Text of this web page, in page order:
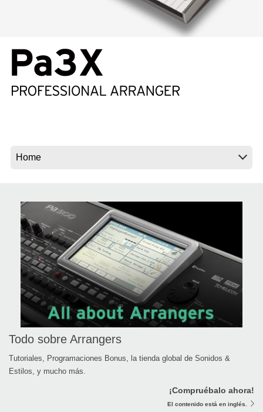
Noticias
Ubicación
Todo sobre Arrangers
Tutoriales, Programaciones Bonus, la tienda global de Sonidos &
Estilos, y mucho más.
¡Compruébalo ahora!
El contenido está en inglés.